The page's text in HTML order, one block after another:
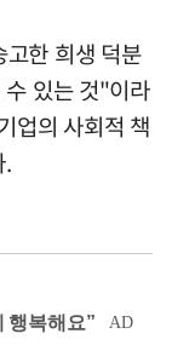
한 희생 덕분
수 있는 것"이라
업의 사회적 책
.